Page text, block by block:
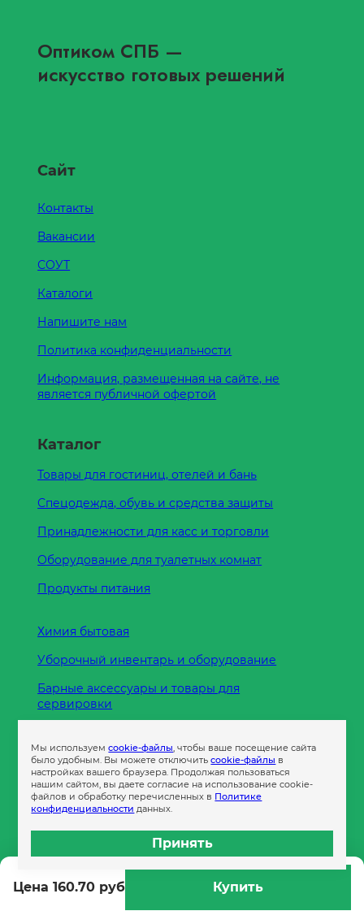
Цена 160.70 руб Купить
Оптиком СПБ —
искусство готовых решений
Сайт
Контакты
Вакансии
СОУТ
Каталоги
Напишите нам
Политика конфиденциальности
Информация, размещенная на сайте, не
является публичной офертой
Каталог
Товары для гостиниц, отелей и бань
Спецодежда, обувь и средства защиты
Принадлежности для касс и торговли
Оборудование для туалетных комнат
Продукты питания
Химия бытовая
Уборочный инвентарь и оборудование
Барные аксессуары и товары для
сервировки
Пленка
Пакеты и сумки
Контейнеры
Бумага офисная
Гигиеническая продукция
Мы используемcookie-файлы, чтобы ваше посещение сайта
было удобным. Вы можете отключитьcookie-файлы в
настройках вашего браузера. Продолжая пользоваться
нашим сайтом, вы даете согласие на использование cookie-
файлов и обработку перечисленных в Политике
конфиденциальности данных.
Принять